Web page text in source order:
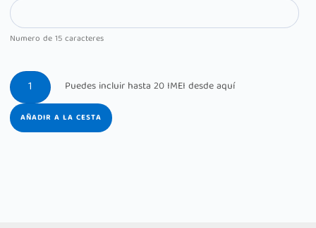
Numero de 15 caracteres
AÑADIR A LA CESTA